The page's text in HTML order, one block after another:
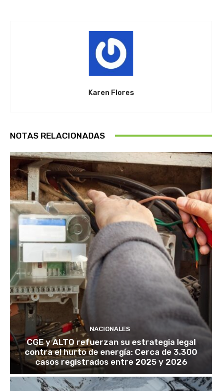
Karen Flores
NOTAS RELACIONADAS
NACIONALES
CGE y ALTO refuerzan su estrategia legal
contra el hurto de energía: Cerca de 3.300
casos registrados entre 2025 y 2026